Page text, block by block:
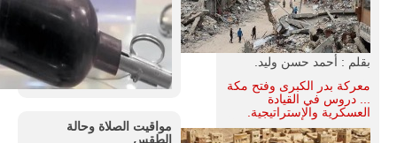
بقلم : أحمد حسن وليد.
معركة بدر الكبرى وفتح مكة
... دروس في القيادة
العسكرية والإستراتيجية.
مواقيت الصلاة وحالة
الطقس